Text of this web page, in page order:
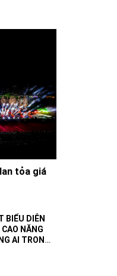
tỏa giá
BIỂU DIỄN
NĂNG
AI TRONG